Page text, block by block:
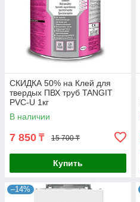
СКИДКА 50% на Клей для
твердых ПВХ труб TANGIT
PVC-U 1кг
В наличии
7 850 ₸ 15 700 ₸
Купить
–14%